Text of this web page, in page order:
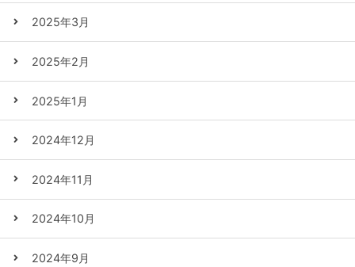
2025年3月
2025年2月
2025年1月
2024年12月
2024年11月
2024年10月
2024年9月